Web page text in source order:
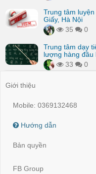
Trung tâm
Giấy, Hà Nội
35
0
Trung tâm dạy
lượng hàng đầu
33
0
Giới thiệu
Mobile: 0369132468
Hướng dẫn
Bản quyền
FB Group